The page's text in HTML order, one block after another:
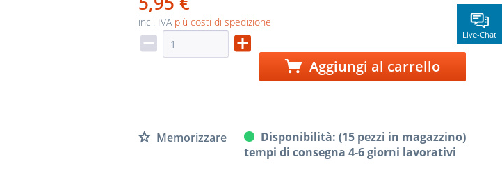
Live-Chat
incl. IVA più costi di spedizione
Aggiungi al carrello
Memorizzare
Disponibilità: (15 pezzi in magazzino)
tempi di consegna 4-6 giorni lavorativi